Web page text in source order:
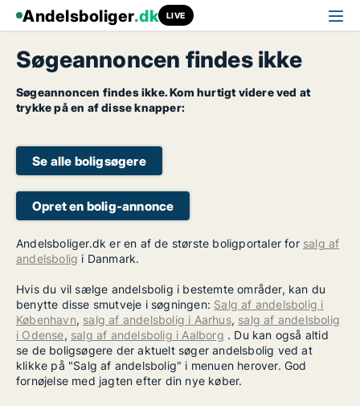
Andelsboliger.dk LIVE
Søgeannoncen findes ikke
Søgeannoncen findes ikke. Kom hurtigt videre ved at
trykke på en af disse knapper:
Se alle boligsøgere
Opret en bolig-annonce
Andelsboliger.dk er en af de største boligportaler for salg af
andelsbolig i Danmark.
Hvis du vil sælge andelsbolig i bestemte områder, kan du
benytte disse smutveje i søgningen: Salg af andelsbolig i
København, salg af andelsbolig i Aarhus, salg af andelsbolig
i Odense, salg af andelsbolig i Aalborg . Du kan også altid
se de boligsøgere der aktuelt søger andelsbolig ved at
klikke på "Salg af andelsbolig" i menuen herover. God
fornøjelse med jagten efter din nye køber.